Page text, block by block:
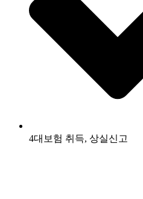
4대보험 취득, 상실신고